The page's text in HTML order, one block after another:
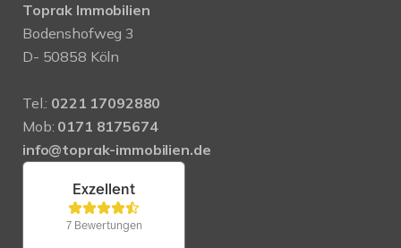
Toprak Immobilien
Bodenshofweg 3
D- 50858 Köln
Tel.: 0221 17092880
Mob: 0171 8175674
info@toprak-immobilien.de